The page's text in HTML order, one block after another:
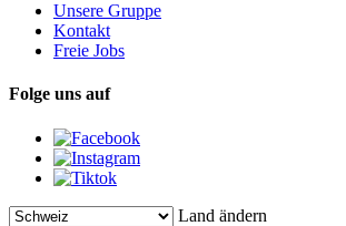
Unsere Gruppe
Kontakt
Freie Jobs
Folge uns auf
Land ändern